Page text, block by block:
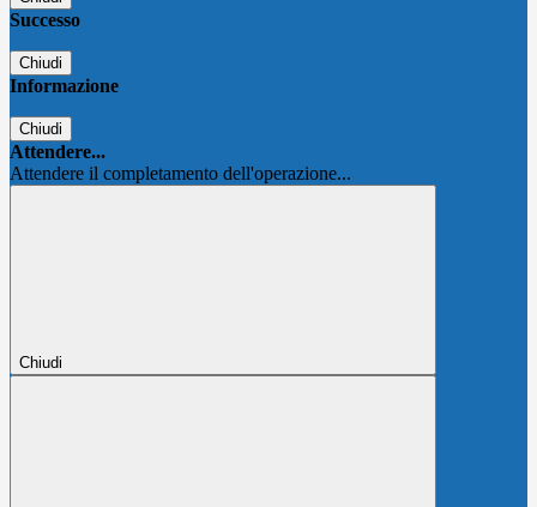
Successo
Chiudi
Informazione
Chiudi
Attendere...
Attendere il completamento dell'operazione...
Chiudi